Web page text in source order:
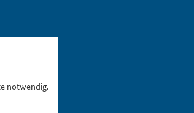
notwendig.